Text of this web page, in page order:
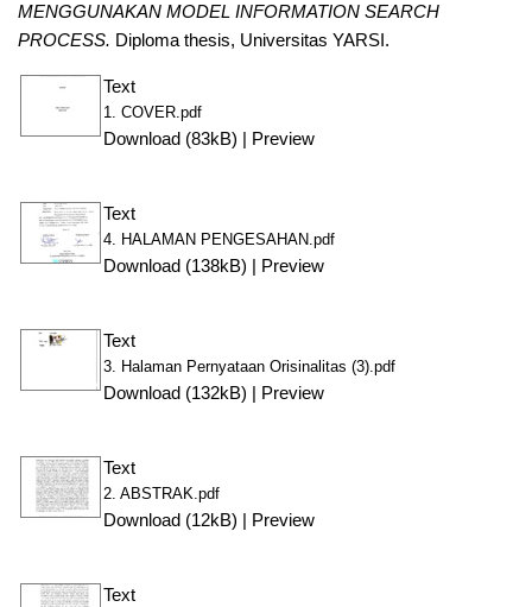
MENGGUNAKAN MODEL INFORMATION SEARCH
PROCESS. Diploma thesis, Universitas YARSI.
Text
1. COVER.pdf
Download (83kB) Preview
Text
4. HALAMAN PENGESAHAN.pdf
Download (138kB) Preview
Text
3. Halaman Pernyataan Orisinalitas (3).pdf
Download (132kB) Preview
Text
2. ABSTRAK.pdf
Download (12kB) Preview
Text